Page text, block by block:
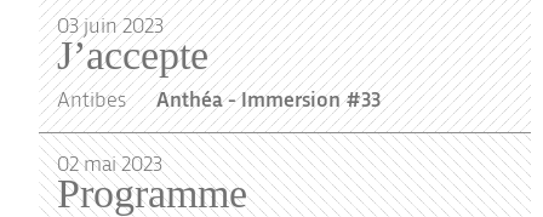
03juin2023
J’accepte
Antibes Anthéa - Immersion #33
02mai2023
Programme